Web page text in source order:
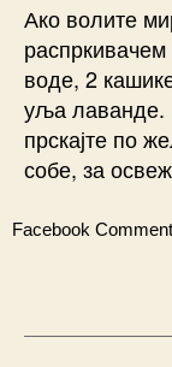
Ако волите
воде, 2
уља лаванде.
прскајте по
собе, за
Facebook